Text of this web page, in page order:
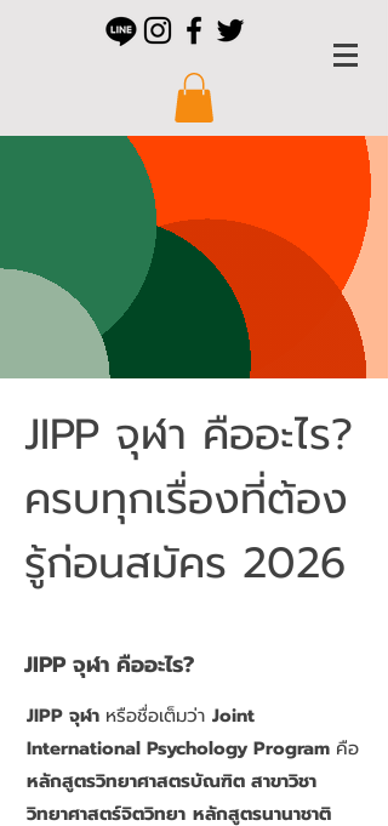
JIPP จุฬา คืออะไร?
ครบทุกเรื่องที่ต้อง
รู้ก่อนสมัคร 2026
JIPP จุฬา คืออะไร?
JIPP จุฬา หรือชื่อเต็มว่า Joint
International Psychology Program คือ
หลักสูตรวิทยาศาสตรบัณฑิต สาขาวิชา
วิทยาศาสตร์จิตวิทยา หลักสูตรนานาชาติ